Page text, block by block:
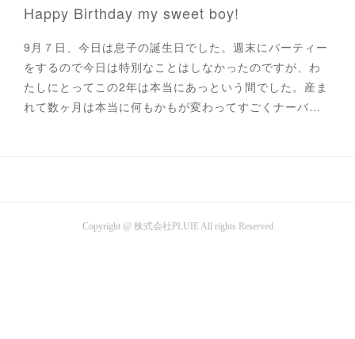
Happy Birthday my sweet boy!
9月７日、今日は息子の誕生日でした。週末にパーティー
をするので今日は特別なことはしなかったのですが、わ
たしにとってこの2年は本当にあっという間でした。産ま
れて数ヶ月は本当に何もかもが変わってすごくナーバ…
Copyright @ 株式会社PLUIE All rights Reserved